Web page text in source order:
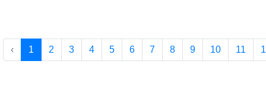
‹ 1 2 3 4 5 6 7 8 9 10 11